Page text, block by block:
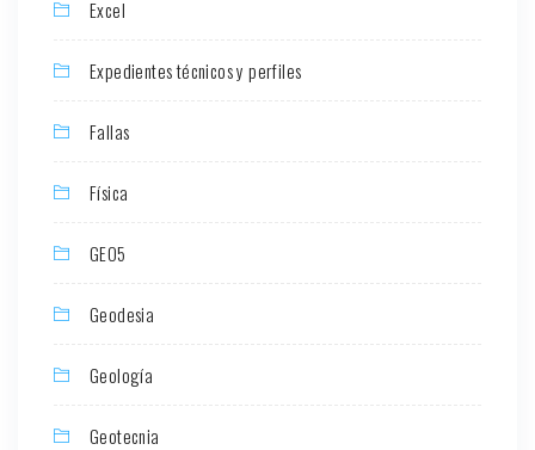
Excel
Expedientes técnicos y perfiles
Fallas
Física
GEO5
Geodesia
Geología
Geotecnia